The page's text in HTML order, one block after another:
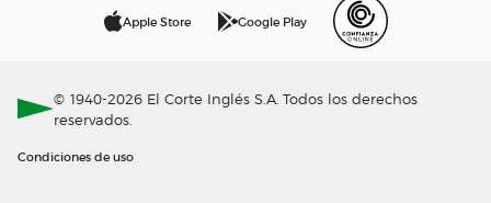
Apple Store Google Play
© 1940-2026 El Corte Inglés S.A. Todos los derechos
reservados.
Condiciones de uso